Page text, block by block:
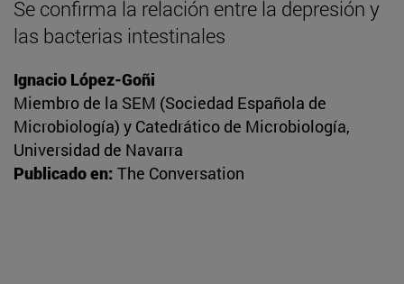
Se confirma la relación entre la depresión y
las bacterias intestinales
Ignacio López-Goñi
Miembro de la SEM (Sociedad Española de
Microbiología) y Catedrático de Microbiología,
Universidad de Navarra
Publicado en: The Conversation